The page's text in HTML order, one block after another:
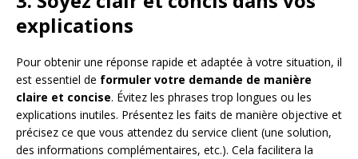
explications
Pour obtenir une réponse rapide et adaptée à votre situation, il
est essentiel de formuler votre demande de manière
claire et concise. Évitez les phrases trop longues ou les
explications inutiles. Présentez les faits de manière objective et
précisez ce que vous attendez du service client (une solution,
des informations complémentaires, etc.). Cela facilitera la